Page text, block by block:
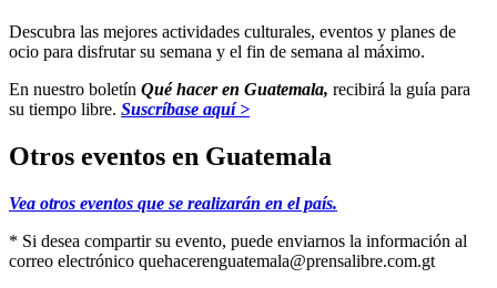
Descubra las mejores actividades culturales, eventos y planes de
ocio para disfrutar su semana y el fin de semana al máximo.
En nuestro boletín Qué hacer en Guatemala, recibirá la guía para
su tiempo libre. Suscríbase aquí >
Otros eventos en Guatemala
Vea otros eventos que se realizarán en el país.
* Si desea compartir su evento, puede enviarnos la información al
correo electrónico quehacerenguatemala@prensalibre.com.gt